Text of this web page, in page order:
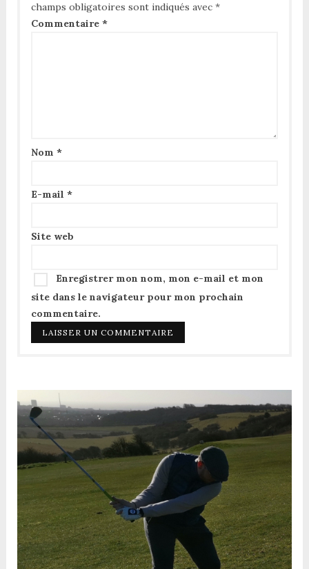
champs obligatoires sont indiqués avec *
Commentaire *
Nom *
E-mail *
Site web
Enregistrer mon nom, mon e-mail et mon
site dans le navigateur pour mon prochain
commentaire.